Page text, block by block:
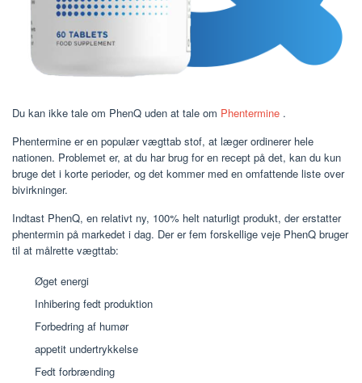
Du kan ikke tale om PhenQ uden at tale om Phentermine .
Phentermine er en populær vægttab stof, at læger ordinerer hele
nationen. Problemet er, at du har brug for en recept på det, kan du kun
bruge det i korte perioder, og det kommer med en omfattende liste over
bivirkninger.
Indtast PhenQ, en relativt ny, 100% helt naturligt produkt, der erstatter
phentermin på markedet i dag. Der er fem forskellige veje PhenQ bruger
til at målrette vægttab:
Øget energi
Inhibering fedt produktion
Forbedring af humør
appetit undertrykkelse
Fedt forbrænding